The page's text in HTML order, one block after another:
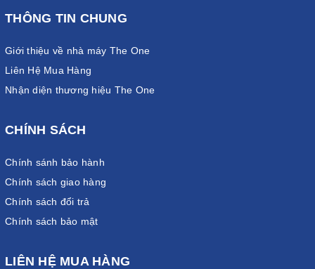
THÔNG TIN CHUNG
Giới thiệu về nhà máy The One
Liên Hệ Mua Hàng
Nhận diện thương hiệu The One
CHÍNH SÁCH
Chính sánh bảo hành
Chính sách giao hàng
Chính sách đổi trả
Chính sách bảo mật
LIÊN HỆ MUA HÀNG